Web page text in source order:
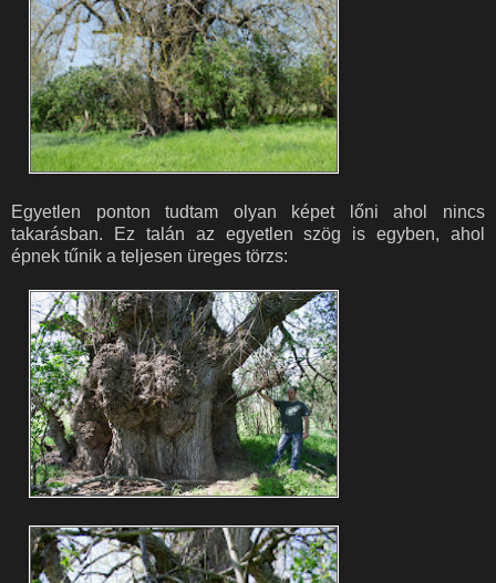
Egyetlen ponton tudtam olyan képet lőni ahol nincs
takarásban. Ez talán az egyetlen szög is egyben, ahol
épnek tűnik a teljesen üreges törzs: